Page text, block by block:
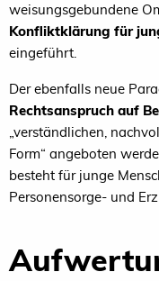
weisungsgebundene
Konfliktklärung für
eingeführt.
Derebenfalls neue
Rechtsanspruch auf
„verständlichen,
Form“ angeboten
besteht für junge
Personensorge- und